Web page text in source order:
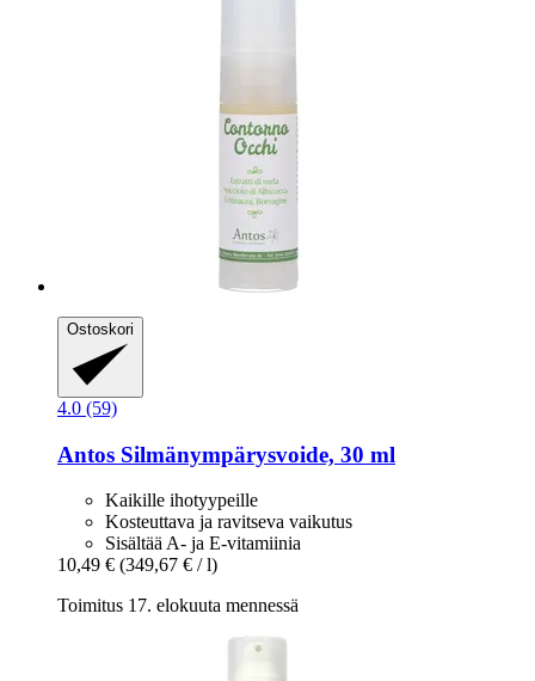
Ostoskori
4.0 (59)
Antos Silmänympärysvoide, 30 ml
Kaikille ihotyypeille
Kosteuttava ja ravitseva vaikutus
Sisältää A- ja E-vitamiinia
10,49 € (349,67 € / l)
Toimitus 17. elokuuta mennessä